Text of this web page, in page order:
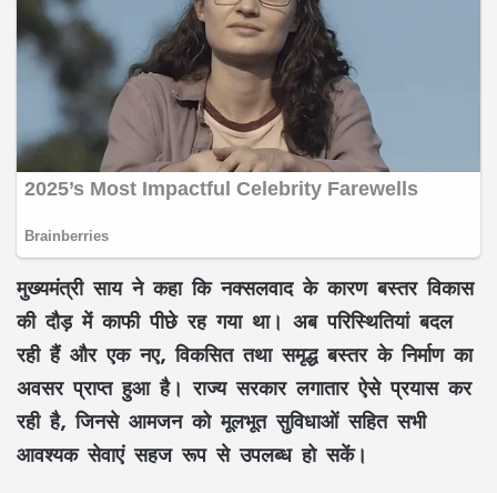
मुख्यमंत्रीसायने कहा किनक्सलवादके कारण बस्तर विकास
की दौड़ में काफी पीछे रह गया था। अब परिस्थितियां बदल
रही हैं और एक नए, विकसित तथा समृद्धबस्तरके निर्माण का
अवसर प्राप्त हुआ है। राज्य सरकार लगातार ऐसे प्रयास कर
रही है, जिनसे आमजन कोमूलभूत सुविधाओंसहित सभी
आवश्यक सेवाएं सहज रूप से उपलब्ध हो सकें।